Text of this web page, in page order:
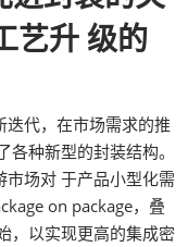
艺升 级的
代，在市场需求的推
种新型的封装结构。
场对 于产品小型化需
on package，叠
，以实现更高的集成密